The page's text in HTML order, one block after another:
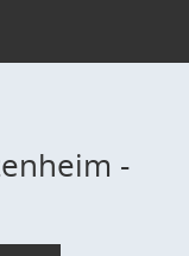
-